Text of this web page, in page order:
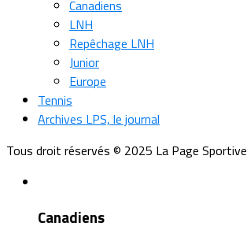
Canadiens
LNH
Repêchage LNH
Junior
Europe
Tennis
Archives LPS, le journal
Tous droit réservés © 2025 La Page Sportive
Canadiens